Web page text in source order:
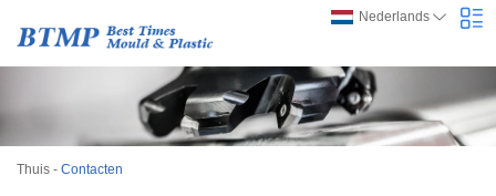
Nederlands
Thuis - Contacten